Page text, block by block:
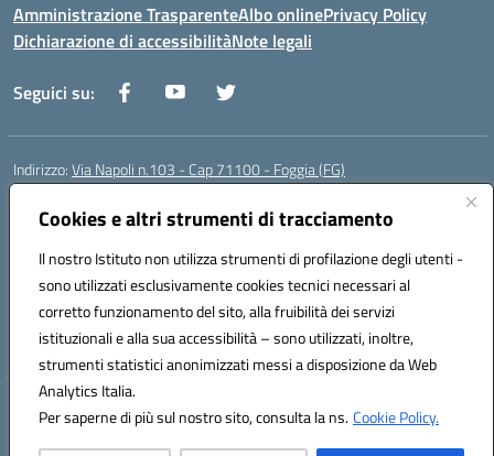
Cookies e altri strumenti di tracciamento
Il nostro Istituto non utilizza strumenti di profilazione degli utenti -
sono utilizzati esclusivamente cookies tecnici necessari al
corretto funzionamento del sito, alla fruibilità dei servizi
istituzionali e alla sua accessibilità – sono utilizzati, inoltre,
strumenti statistici anonimizzati messi a disposizione da Web
Analytics Italia.
Per saperne di più sul nostro sito, consulta la ns.Cookie Policy.
Amministrazione TrasparenteAlbo onlinePrivacy Policy
Dichiarazione di accessibilitàNote legali
Seguici su:
Indirizzo:Via Napoli n.103 - Cap 71100 - Foggia (FG)
Centralino:
Posta elettronica certificata (PEC):fgis00800v@pec.istruzione.it
Codice fiscale: 80003280718
Codice meccanografico:FGIS00800V
Codice Indice delle Pubbliche Amministrazioni (IPA): istsc_fgis00800v
Codice unico di fatturazione (CUF): SOLVP8
Hosting & Powered by 3D Solution S.r.l.
Concept & Design by Designers Italia